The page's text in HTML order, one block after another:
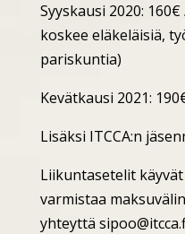
Syyskausi 2020:
koskee eläkeläisiä,
pariskuntia)
Kevätkausi 2021:
Lisäksi ITCCA:n
Liikuntasetelit
varmistaa
yhteyttä